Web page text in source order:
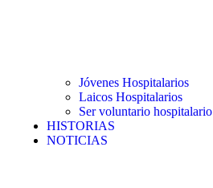
Jóvenes Hospitalarios
Laicos Hospitalarios
Ser voluntario hospitalario
HISTORIAS
NOTICIAS